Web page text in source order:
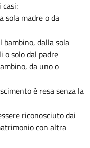
sola madre o da
dalla sola
solo dal padre
da uno o
è resa senza la
riconosciuto dai
con altra